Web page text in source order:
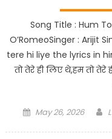
Song Title : Hum
O’RomeoSinger : Arijit
tere hi liye the lyrics in
तो तेरे ही लिए थे,हम तो तेरे
Posted
May 26, 2026